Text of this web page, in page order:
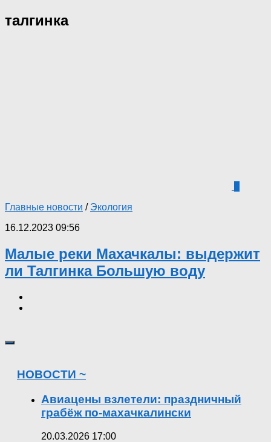
талгинка
Главные новости / Экология
16.12.2023 09:56
Малые реки Махачкалы: выдержит
ли Талгинка Большую воду
НОВОСТИ ~
Авиацены взлетели: праздничный
грабёж по-махачкалински
20.03.2026 17:00